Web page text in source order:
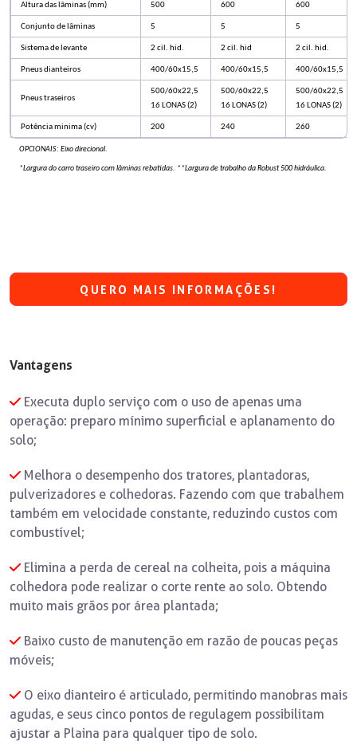
Altura das lâminas (mm) 500 600 600
Conjunto de lâminas 5 5 5
Sistema de levante 2 cil. hid. 2 cil. hid 2 cil. hid.
Pneus dianteiros 400/60x15,5 400/60x15,5 400/60x15,5
Pneus traseiros
500/60x22,5
16 LONAS (2)
500/60x22,5
16 LONAS (2)
500/60x22,5
16 LONAS (2)
Potência minima (cv) 200 240 260
OPCIONAIS: Eixo direcional.
*Largura do carro traseiro com lâminas rebatidas. **Largura de trabalho da Robust 500 hidráulica.
QUERO MAIS INFORMAÇÕES!
Vantagens
Executa duplo serviço com o uso de apenas uma
operação: preparo mínimo superficial e aplanamento do
solo;
Melhora o desempenho dos tratores, plantadoras,
pulverizadores e colhedoras. Fazendo com que trabalhem
também em velocidade constante, reduzindo custos com
combustível;
Elimina a perda de cereal na colheita, pois a máquina
colhedora pode realizar o corte rente ao solo. Obtendo
muito mais grãos por área plantada;
Baixo custo de manutenção em razão de poucas peças
móveis;
O eixo dianteiro é articulado, permitindo manobras mais
agudas, e seus cinco pontos de regulagem possibilitam
ajustar a Plaina para qualquer tipo de solo.